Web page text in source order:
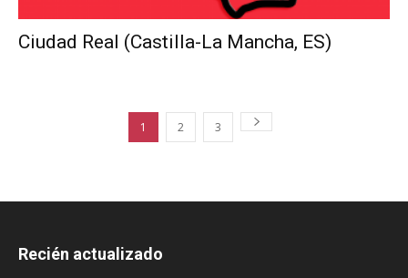
Ciudad Real (Castilla-La Mancha, ES)
1 2 3
Recién actualizado